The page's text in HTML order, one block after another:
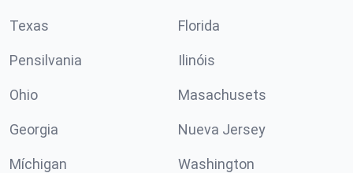
Texas Florida
Pensilvania Ilinóis
Ohio Masachusets
Georgia Nueva Jersey
Míchigan Washington